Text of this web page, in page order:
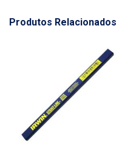
Produtos Relacionados